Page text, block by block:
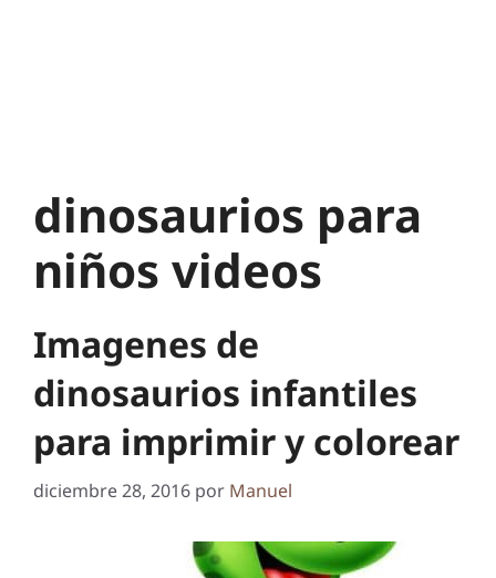
dinosaurios para
niños videos
Imagenes de
dinosaurios infantiles
para imprimir y colorear
diciembre 28, 2016 por Manuel